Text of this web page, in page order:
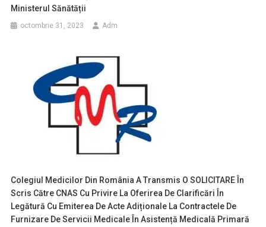
Ministerul Sănătății
octombrie 31, 2023 Adm
Colegiul Medicilor Din România A Transmis O SOLICITARE În
Scris Către CNAS Cu Privire La Oferirea De Clarificări În
Legătură Cu Emiterea De Acte Adiționale La Contractele De
Furnizare De Servicii Medicale În Asistență Medicală Primară